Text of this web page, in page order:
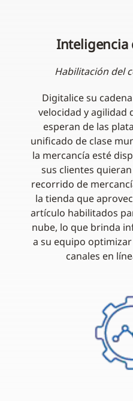
Inteligencia
Habilitación del
Digitalice su
velocidad y agilidad
esperan de las
unificado de clase
la mercancía esté
sus clientes
recorrido de
la tienda que
artículo habilitados
nube, lo que brinda
a su equipo
canales en